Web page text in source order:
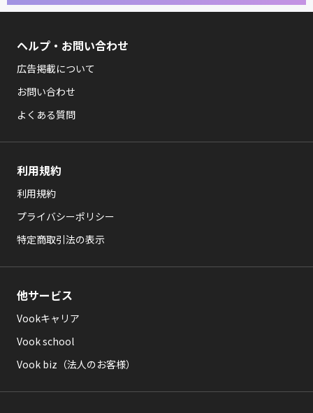
ヘルプ・お問い合わせ
広告掲載について
お問い合わせ
よくある質問
利用規約
利用規約
プライバシーポリシー
特定商取引法の表示
他サービス
Vookキャリア
Vook school
Vook biz（法人のお客様）